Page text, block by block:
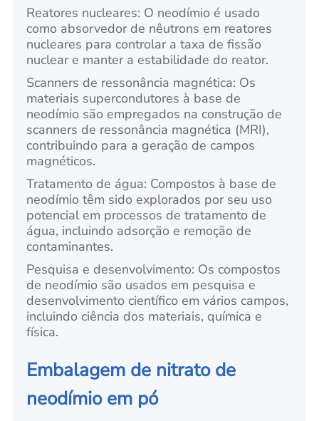
Reatores nucleares: O neodímio é usado
como absorvedor de nêutrons em reatores
nucleares para controlar a taxa de fissão
nuclear e manter a estabilidade do reator.
Scanners de ressonância magnética: Os
materiais supercondutores à base de
neodímio são empregados na construção de
scanners de ressonância magnética (MRI),
contribuindo para a geração de campos
magnéticos.
Tratamento de água: Compostos à base de
neodímio têm sido explorados por seu uso
potencial em processos de tratamento de
água, incluindo adsorção e remoção de
contaminantes.
Pesquisa e desenvolvimento: Os compostos
de neodímio são usados em pesquisa e
desenvolvimento científico em vários campos,
incluindo ciência dos materiais, química e
física.
Embalagem de nitrato de
neodímio em pó